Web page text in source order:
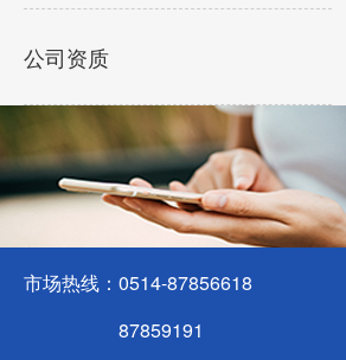
公司资质
市场热线： 0514-87856618
87859191